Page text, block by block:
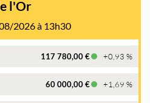
l'Or
2026 à 13h30
117 780,00 € +0,93 %
60 000,00 € +1,69 %